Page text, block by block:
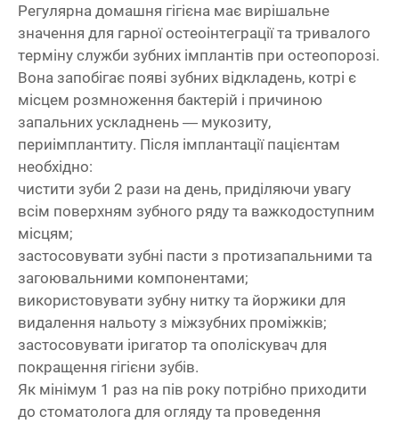
Регулярна домашня гігієна має вирішальне
значення для гарної остеоінтеграції та тривалого
терміну служби зубних імплантів при остеопорозі.
Вона запобігає появі зубних відкладень, котрі є
місцем розмноження бактерій і причиною
запальних ускладнень — мукозиту,
периімплантиту. Після імплантації пацієнтам
необхідно:
чистити зуби 2 рази на день, приділяючи увагу
всім поверхням зубного ряду та важкодоступним
місцям;
застосовувати зубні пасти з протизапальними та
загоювальними компонентами;
використовувати зубну нитку та йоржики для
видалення нальоту з міжзубних проміжків;
застосовувати іригатор та ополіскувач для
покращення гігієни зубів.
Як мінімум 1 раз на пів року потрібно приходити
до стоматолога для огляду та проведення